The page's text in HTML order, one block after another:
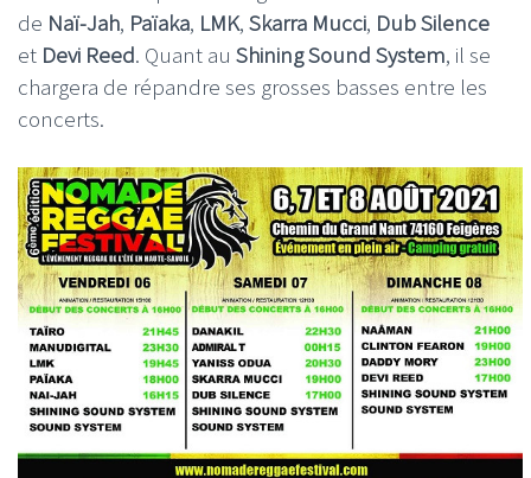
de Naï-Jah, Païaka, LMK, Skarra Mucci, Dub Silence
et Devi Reed. Quant au Shining Sound System, il se
chargera de répandre ses grosses basses entre les
concerts.